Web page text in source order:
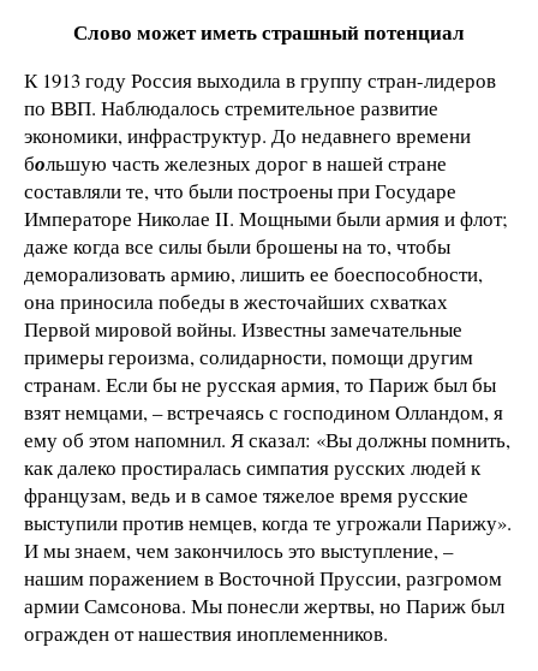
Слово может иметь страшный потенциал
К 1913 году Россия выходила в группу стран-лидеров
по ВВП. Наблюдалось стремительное развитие
экономики, инфраструктур. До недавнего времени
большую часть железных дорог в нашей стране
составляли те, что были построены при Государе
Императоре Николае II. Мощными были армия и флот;
даже когда все силы были брошены на то, чтобы
деморализовать армию, лишить ее боеспособности,
она приносила победы в жесточайших схватках
Первой мировой войны. Известны замечательные
примеры героизма, солидарности, помощи другим
странам. Если бы не русская армия, то Париж был бы
взят немцами, – встречаясь с господином Олландом, я
ему об этом напомнил. Я сказал: «Вы должны помнить,
как далеко простиралась симпатия русских людей к
французам, ведь и в самое тяжелое время русские
выступили против немцев, когда те угрожали Парижу».
И мы знаем, чем закончилось это выступление, –
нашим поражением в Восточной Пруссии, разгромом
армии Самсонова. Мы понесли жертвы, но Париж был
огражден от нашествия иноплеменников.